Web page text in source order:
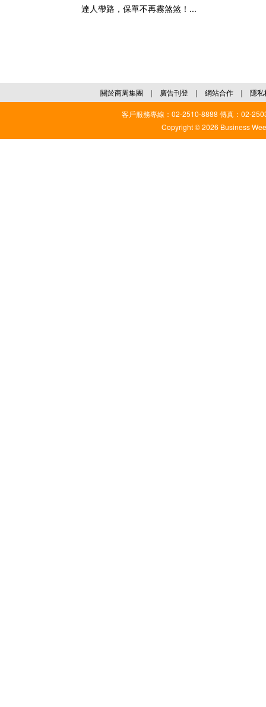
達人帶路，保單不再霧煞煞！...
關於商周集團 ｜ 廣告刊登 ｜ 網站合作 ｜ 隱私
客戶服務專線：02-2510-8888 傳真：02-
Copyright © 2026 Business